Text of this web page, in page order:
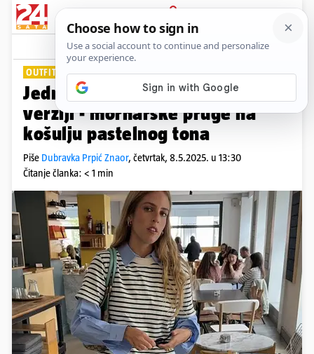
PRIJAVA
Lifestyle Komentari
OUTFIT DANA
Jednostavna majica u slojevitoj
verziji - mornarske pruge na
košulju pastelnog tona
Piše Dubravka Prpić Znaor, četvrtak, 8.5.2025. u 13:30
Čitanje članka: < 1 min